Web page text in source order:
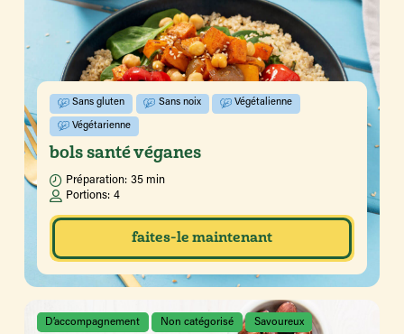
Sans gluten Sans noix Végétalienne
Végétarienne
bols santé véganes
Préparation: 35 min
Portions: 4
faites-le maintenant
D’accompagnement Non catégorisé Savoureux